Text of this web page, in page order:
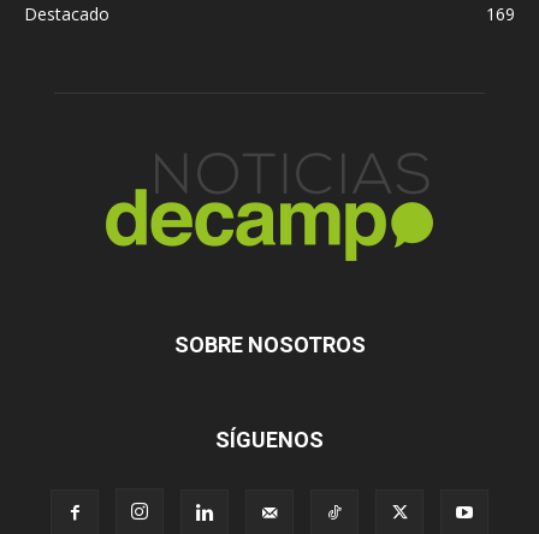
Destacado
169
SOBRE NOSOTROS
SÍGUENOS